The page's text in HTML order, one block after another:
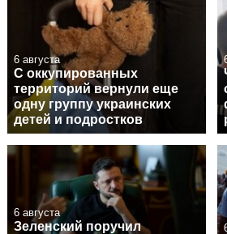
6 августа
С оккупированных
территорий вернули еще
одну группу украинских
детей и подростков
6 августа
Зеленский поручил